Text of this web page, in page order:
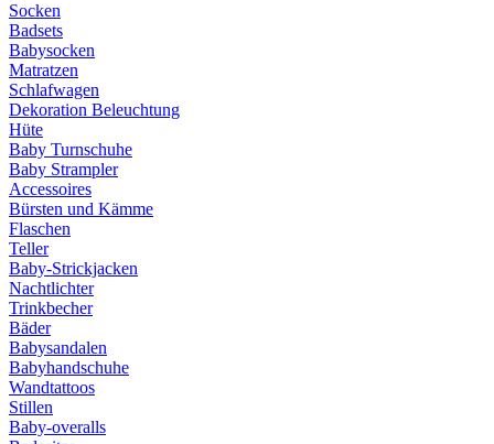
Socken
Badsets
Babysocken
Matratzen
Schlafwagen
Dekoration Beleuchtung
Hüte
Baby Turnschuhe
Baby Strampler
Accessoires
Bürsten und Kämme
Flaschen
Teller
Baby-Strickjacken
Nachtlichter
Trinkbecher
Bäder
Babysandalen
Babyhandschuhe
Wandtattoos
Stillen
Baby-overalls